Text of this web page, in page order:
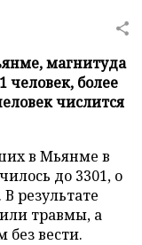
магнитуда
человек, более
числится
в Мьянме в
до 3301, о
результате
травмы, а
без вести.